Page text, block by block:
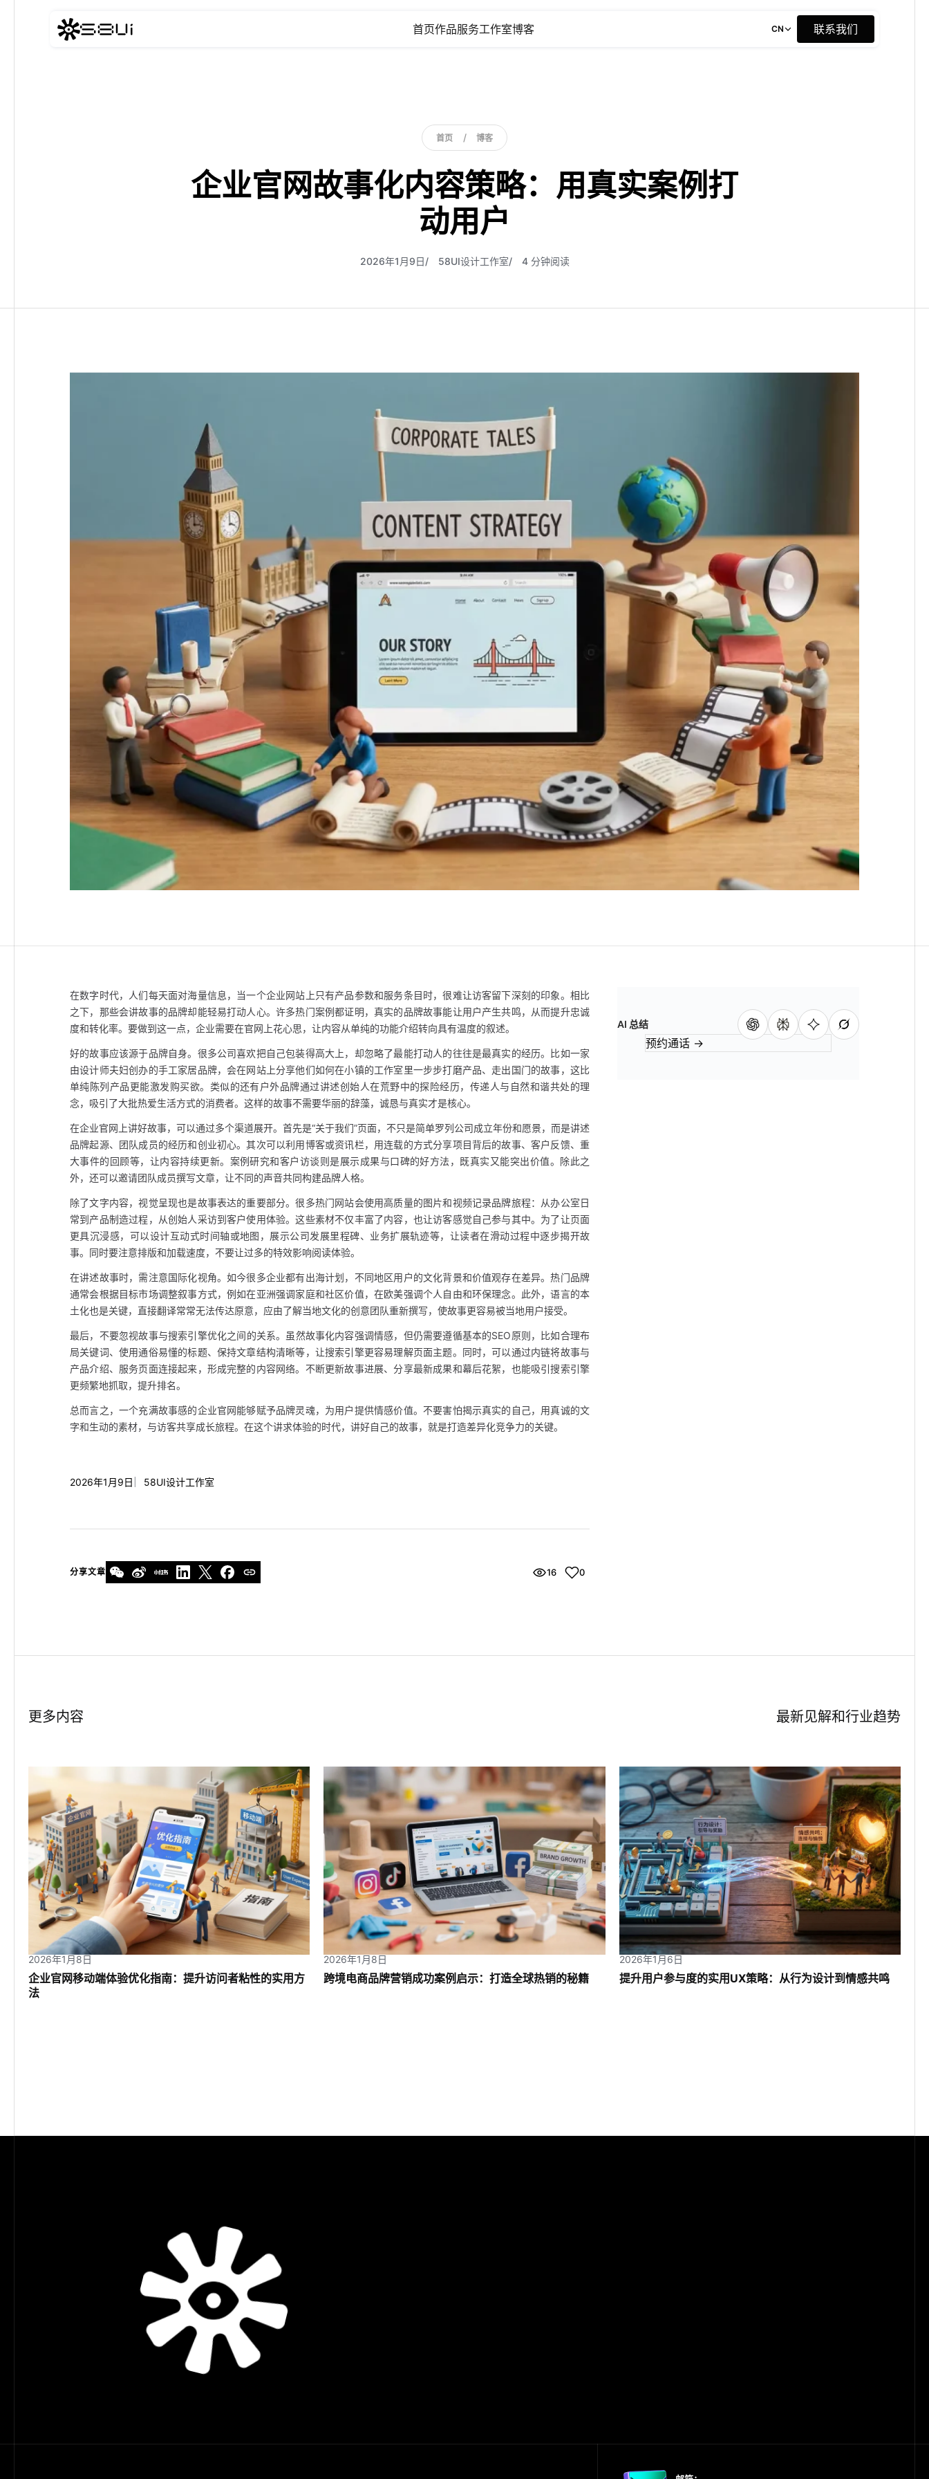
首页
首页
作品
作品
服务
服务
工作室
工作室
博客
博客
CN
联系我们
联
联
系
系
我
我
们
们
首页
首
首
页
页
/ 博客
博
博
客
客
企业官网故事化内容策略：用真实案例打
动用户
2026年1月9日 58UI设计工作室 4 分钟阅读
在数字时代，人们每天面对海量信息，当一个企业网站上只有产品参数和服务条目时，很难让访客留下深刻的印象。相比
之下，那些会讲故事的品牌却能轻易打动人心。许多热门案例都证明，真实的品牌故事能让用户产生共鸣，从而提升忠诚
度和转化率。要做到这一点，企业需要在官网上花心思，让内容从单纯的功能介绍转向具有温度的叙述。
好的故事应该源于品牌自身。很多公司喜欢把自己包装得高大上，却忽略了最能打动人的往往是最真实的经历。比如一家
由设计师夫妇创办的手工家居品牌，会在网站上分享他们如何在小镇的工作室里一步步打磨产品、走出国门的故事，这比
单纯陈列产品更能激发购买欲。类似的还有户外品牌通过讲述创始人在荒野中的探险经历，传递人与自然和谐共处的理
念，吸引了大批热爱生活方式的消费者。这样的故事不需要华丽的辞藻，诚恳与真实才是核心。
在企业官网上讲好故事，可以通过多个渠道展开。首先是“关于我们”页面，不只是简单罗列公司成立年份和愿景，而是讲述
品牌起源、团队成员的经历和创业初心。其次可以利用博客或资讯栏，用连载的方式分享项目背后的故事、客户反馈、重
大事件的回顾等，让内容持续更新。案例研究和客户访谈则是展示成果与口碑的好方法，既真实又能突出价值。除此之
外，还可以邀请团队成员撰写文章，让不同的声音共同构建品牌人格。
除了文字内容，视觉呈现也是故事表达的重要部分。很多热门网站会使用高质量的图片和视频记录品牌旅程：从办公室日
常到产品制造过程，从创始人采访到客户使用体验。这些素材不仅丰富了内容，也让访客感觉自己参与其中。为了让页面
更具沉浸感，可以设计互动式时间轴或地图，展示公司发展里程碑、业务扩展轨迹等，让读者在滑动过程中逐步揭开故
事。同时要注意排版和加载速度，不要让过多的特效影响阅读体验。
在讲述故事时，需注意国际化视角。如今很多企业都有出海计划，不同地区用户的文化背景和价值观存在差异。热门品牌
通常会根据目标市场调整叙事方式，例如在亚洲强调家庭和社区价值，在欧美强调个人自由和环保理念。此外，语言的本
土化也是关键，直接翻译常常无法传达原意，应由了解当地文化的创意团队重新撰写，使故事更容易被当地用户接受。
最后，不要忽视故事与搜索引擎优化之间的关系。虽然故事化内容强调情感，但仍需要遵循基本的SEO原则，比如合理布
局关键词、使用通俗易懂的标题、保持文章结构清晰等，让搜索引擎更容易理解页面主题。同时，可以通过内链将故事与
产品介绍、服务页面连接起来，形成完整的内容网络。不断更新故事进展、分享最新成果和幕后花絮，也能吸引搜索引擎
更频繁地抓取，提升排名。
总而言之，一个充满故事感的企业官网能够赋予品牌灵魂，为用户提供情感价值。不要害怕揭示真实的自己，用真诚的文
字和生动的素材，与访客共享成长旅程。在这个讲求体验的时代，讲好自己的故事，就是打造差异化竞争力的关键。
2026年1月9日 58UI设计工作室
分享文章 浏览量
16 喜欢这篇文章
0
AI 总结
预约通话 →
更多内容 最新见解和行业趋势
2026年1月8日
企业官网移动端体验优化指南：提升访问者粘性的实用方
法
2026年1月8日
跨境电商品牌营销成功案例启示：打造全球热销的秘籍
2026年1月6日
提升用户参与度的实用UX策略：从行为设计到情感共鸣